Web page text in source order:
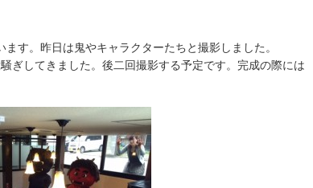
す。昨日は鬼やキャラクターたちと撮影しました。
ぎしてきました。後二回撮影する予定です。完成の際には